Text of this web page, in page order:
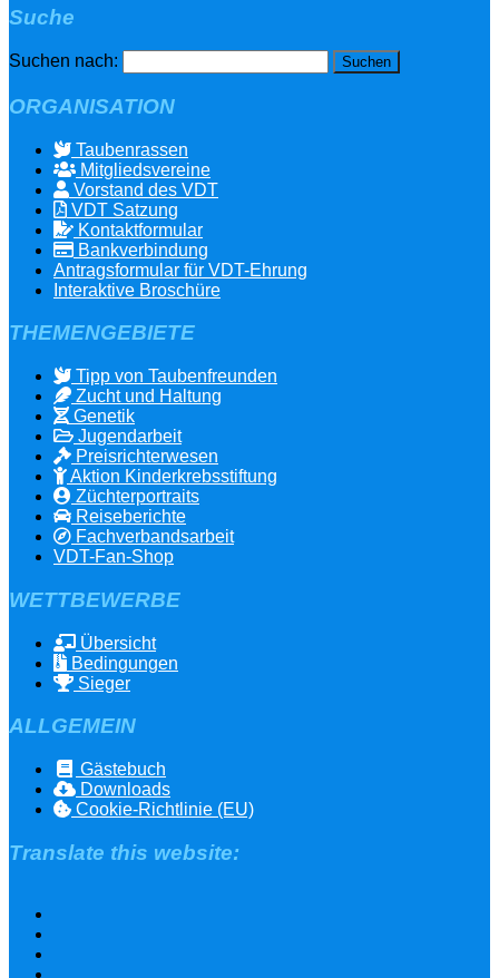
Suche
Suchen nach:
ORGANISATION
Taubenrassen
Mitgliedsvereine
Vorstand des VDT
VDT Satzung
Kontaktformular
Bankverbindung
Antragsformular für VDT-Ehrung
Interaktive Broschüre
THEMENGEBIETE
Tipp von Taubenfreunden
Zucht und Haltung
Genetik
Jugendarbeit
Preisrichterwesen
Aktion Kinderkrebsstiftung
Züchterportraits
Reiseberichte
Fachverbandsarbeit
VDT-Fan-Shop
WETTBEWERBE
Übersicht
Bedingungen
Sieger
ALLGEMEIN
Gästebuch
Downloads
Cookie-Richtlinie (EU)
Translate this website: